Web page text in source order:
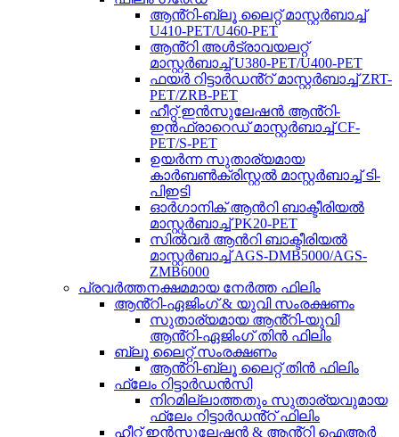
ആൻ്റി-ബ്ലൂ ലൈറ്റ് മാസ്റ്റർബാച്ച്
U410-PET/U460-PET
ആൻ്റി അൾട്രാവയലറ്റ്
മാസ്റ്റർബാച്ച് U380-PET/U400-PET
ഫയർ റിട്ടാർഡൻ്റ് മാസ്റ്റർബാച്ച് ZRT-
PET/ZRB-PET
ഹീറ്റ് ഇൻസുലേഷൻ ആൻ്റി-
ഇൻഫ്രാറെഡ് മാസ്റ്റർബാച്ച് CF-
PET/S-PET
ഉയർന്ന സുതാര്യമായ
കാർബൺക്രിസ്റ്റൽ മാസ്റ്റർബാച്ച് ടി-
പിഇടി
ഓർഗാനിക് ആൻറി ബാക്ടീരിയൽ
മാസ്റ്റർബാച്ച് PK20-PET
സിൽവർ ആൻറി ബാക്ടീരിയൽ
മാസ്റ്റർബാച്ച് AGS-DMB5000/AGS-
ZMB6000
പ്രവർത്തനക്ഷമമായ നേർത്ത ഫിലിം
ആൻ്റി-ഏജിംഗ് & യുവി സംരക്ഷണം
സുതാര്യമായ ആൻ്റി-യുവി
ആൻ്റി-ഏജിംഗ് തിൻ ഫിലിം
ബ്ലൂ ലൈറ്റ് സംരക്ഷണം
ആൻ്റി-ബ്ലൂ ലൈറ്റ് തിൻ ഫിലിം
ഫ്ലേം റിട്ടാർഡൻസി
നിറമില്ലാത്തതും സുതാര്യവുമായ
ഫ്ലേം റിട്ടാർഡൻ്റ് ഫിലിം
ഹീറ്റ് ഇൻസുലേഷൻ & ആൻ്റി ഐആർ